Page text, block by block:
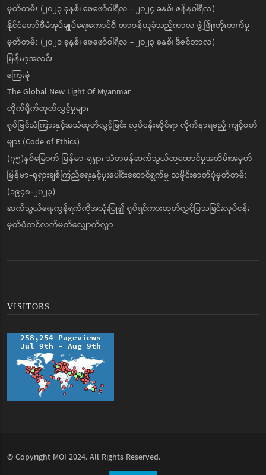
မှတ်တမ်း (၂၀၂၃ ခုနှစ်၊ ဖေဖော်ဝါရီလ - ၂၀၂၄ ခုနှစ်၊ ဇန်နဝါရီလ)
နိုင်ငံတော်စီမံအုပ်ချုပ်ရေးကောင်စီ တာဝန်ယူခဲ့သည့်ကာလ ဖွံ့ဖြိုးတိုးတက်မှု
မှတ်တမ်း (၂၀၂၁ ခုနှစ်၊ ဖေဖော်ဝါရီလ - ၂၀၂၃ ခုနှစ်၊ ဒီဇင်ဘာလ)
မြန်မာ့အလင်း
ကြေးမုံ
The Global New Light Of Myanmar
တိုက်ရိုက်ထုတ်လွှင့်မှုများ
ရုပ်မြင်သံကြားနှင့်အသံထုတ်လွှင့်ခြင်း လုပ်ငန်းဆိုင်ရာ လိုက်နာရမည့် ကျင့်ဝတ်
များ (Code of Ethics)
(၇၅)နှစ်မြောက် မြန်မာ-ရုရှား သံတမန်ဆက်သွယ်ထူထောင်မှုအထိမ်းအမှတ်
မြန်မာ-ရုရှားချစ်ကြည်ရေးနှင့်ပူးပေါင်းဆောင်ရွက်မှု သမိုင်းဓာတ်ပုံမှတ်တမ်း
(၁၉၄၈-၂၀၂၃)
ဆက်သွယ်ရေးကွန်ရက်ကိုအသုံးပြု၍ ရုပ်ရှင်ကားထုတ်လွှင့်ပြသခြင်းလုပ်ငန်း
မှတ်ပုံတင်လက်မှတ်လျှောက်လွှာ
VISITORS
© Copyright MOI 2024. All Rights Reserved.